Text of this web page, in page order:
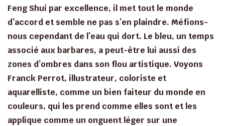
Feng Shui par excellence, il met tout le monde
d’accord et semble ne pas s’en plaindre. Méfions-
nous cependant de l’eau qui dort. Le bleu, un temps
associé aux barbares, a peut-être lui aussi des
zones d’ombres dans son flou artistique. Voyons
Franck Perrot, illustrateur, coloriste et
aquarelliste, comme un bien faiteur du monde en
couleurs, qui les prend comme elles sont et les
applique comme un onguent léger sur une